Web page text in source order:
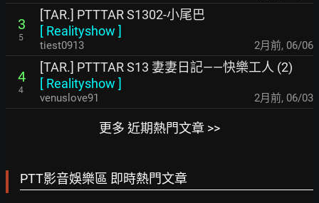
3
5
[TAR.] PTTTAR S1302-小尾巴
[ Realityshow ]
tiest0913 2月前, 06/06
4
4
[TAR.] PTTTAR S13 妻妻日記——快樂工人 (2)
[ Realityshow ]
venuslove91 2月前, 06/03
更多 近期熱門文章 >>
PTT影音娛樂區 即時熱門文章